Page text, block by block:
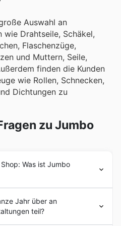
Auswahl an
Drahtseile, Schäkel,
Flaschenzüge,
und Muttern, Seile,
finden die Kunden
wie Rollen, Schnecken,
Dichtungen zu
zu Jumbo
Was ist Jumbo
hat und seit mehr als
Unternehmen bietet ein
Jahr über an
teil?